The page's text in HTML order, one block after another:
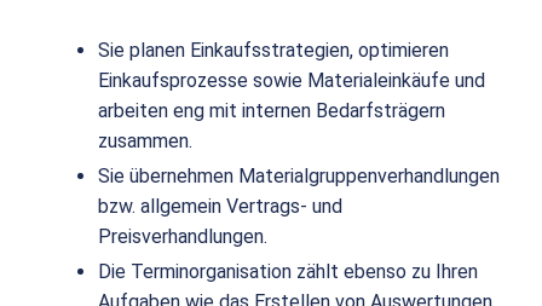
Sie planen Einkaufsstrategien, optimieren
Einkaufsprozesse sowie Materialeinkäufe und
arbeiten eng mit internen Bedarfsträgern
zusammen.
Sie übernehmen Materialgruppenverhandlungen
bzw. allgemein Vertrags- und
Preisverhandlungen.
Die Terminorganisation zählt ebenso zu Ihren